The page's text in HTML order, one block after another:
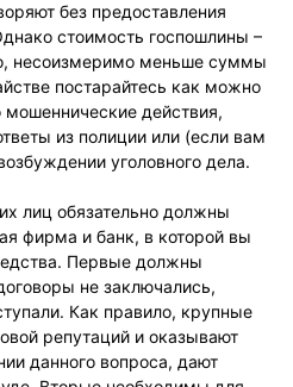
без предоставления
стоимость госпошлины –
несоизмеримо меньше суммы
постарайтесь как можно
действия,
из полиции или (если вам
уголовного дела.
лиц обязательно должны
фирма и банк, в которой вы
Первые должны
не заключались,
Как правило, крупные
репутаций и оказывают
данного вопроса, дают